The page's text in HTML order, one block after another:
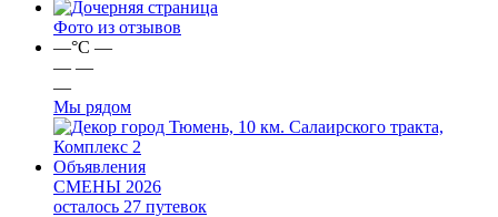
Фото из отзывов
—°C —
— —
—
Мы рядом
город Тюмень, 10 км. Салаирского тракта,
Комплекс 2
Объявления
СМЕНЫ 2026
осталось 27 путевок